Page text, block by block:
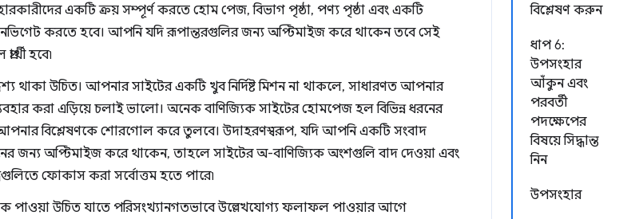
বিশ্লেষণ করুন
ধাপ 6:
উপসংহার
আঁকুন এবং
পরবর্তী
পদক্ষেপের
বিষয়ে সিদ্ধান্ত
নিন
উপসংহার
একটি ক্রয় সম্পূর্ণ করতে হোম পেজ, বিভাগ পৃষ্ঠা, পণ্য পৃষ্ঠা এবং একটি
করতে হবে। আপনি যদি রূপান্তরগুলির জন্য অপ্টিমাইজ করে থাকেন তবে সেই
হবে৷
থাকা উচিত। আপনার সাইটের একটি খুব নির্দিষ্ট মিশন না থাকলে, সাধারণত আপনার
করা এড়িয়ে চলাই ভালো। অনেক বাণিজ্যিক সাইটের হোমপেজ হল বিভিন্ন ধরনের
আপনার বিশ্লেষণকে শোরগোল করে তুলবে। উদাহরণস্বরূপ, যদি আপনি একটি সংবাদ
জন্য অপ্টিমাইজ করে থাকেন, তাহলে সাইটের অ-বাণিজ্যিক অংশগুলি বাদ দেওয়া এবং
ফোকাস করা সর্বোত্তম হতে পারে৷
পাওয়া উচিত যাতে পরিসংখ্যানগতভাবে উল্লেখযোগ্য ফলাফল পাওয়ার আগে